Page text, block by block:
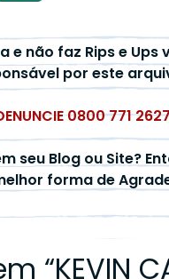
e não faz Rips e
por este
0800 771
seu Blog ou Site?
forma de
“KEVIN